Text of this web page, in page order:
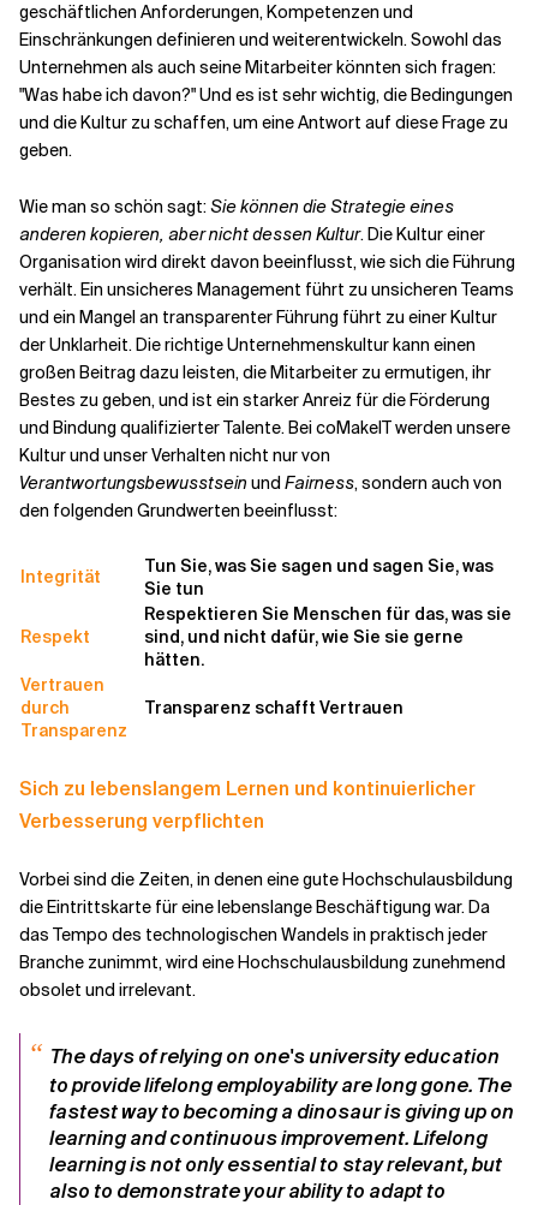
geschäftlichen Anforderungen, Kompetenzen und
Einschränkungen definieren und weiterentwickeln. Sowohl das
Unternehmen als auch seine Mitarbeiter könnten sich fragen:
"Was habe ich davon?" Und es ist sehr wichtig, die Bedingungen
und die Kultur zu schaffen, um eine Antwort auf diese Frage zu
geben.
Wie man so schön sagt:Sie können die Strategie eines
anderen kopieren, aber nicht dessen Kultur. Die Kultur einer
Organisation wird direkt davon beeinflusst, wie sich die Führung
verhält. Ein unsicheres Management führt zu unsicheren Teams
und ein Mangel an transparenter Führung führt zu einer Kultur
der Unklarheit. Die richtige Unternehmenskultur kann einen
großen Beitrag dazu leisten, die Mitarbeiter zu ermutigen, ihr
Bestes zu geben, und ist ein starker Anreiz für die Förderung
und Bindung qualifizierter Talente. Bei coMakeIT werden unsere
Kultur und unser Verhalten nicht nur von
Verantwortungsbewusstsein und Fairness, sondern auch von
den folgenden Grundwerten beeinflusst:
Integrität
Tun Sie, was Sie sagen und sagen Sie, was
Sie tun
Respekt
Respektieren Sie Menschen für das, was sie
sind, und nicht dafür, wie Sie sie gerne
hätten.
Vertrauen
durch
Transparenz
Transparenz schafft Vertrauen
Sich zu lebenslangem Lernen und kontinuierlicher
Verbesserung verpflichten
Vorbei sind die Zeiten, in denen eine gute Hochschulausbildung
die Eintrittskarte für eine lebenslange Beschäftigung war. Da
das Tempo des technologischen Wandels in praktisch jeder
Branche zunimmt, wird eine Hochschulausbildung zunehmend
obsolet und irrelevant.
“ The days of relying on one's university education
to provide lifelong employability are long gone. The
fastest way to becoming a dinosaur is giving up on
learning and continuous improvement. Lifelong
learning is not only essential to stay relevant, but
also to demonstrate your ability to adapt to